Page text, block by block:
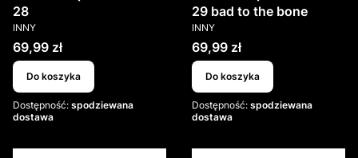
28
PRODUCENT
INNY
Cena
69,99 zł
Do koszyka
Dostępność: spodziewana
dostawa
29 bad to the bone
PRODUCENT
INNY
Cena
69,99 zł
Do koszyka
Dostępność: spodziewana
dostawa